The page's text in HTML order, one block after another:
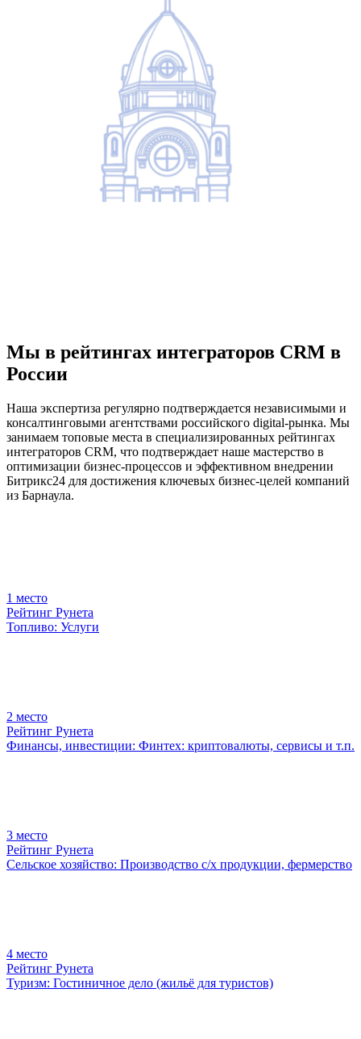
Мы в рейтингах интеграторов CRM в
России
Наша экспертиза регулярно подтверждается независимыми и
консалтинговыми агентствами российского digital-рынка. Мы
занимаем топовые места в специализированных рейтингах
интеграторов CRM, что подтверждает наше мастерство в
оптимизации бизнес-процессов и эффективном внедрении
Битрикс24 для достижения ключевых бизнес-целей компаний
из Барнаула.
1 место
Рейтинг Рунета
Топливо: Услуги
2 место
Рейтинг Рунета
Финансы, инвестиции: Финтех: криптовалюты, сервисы и т.п.
3 место
Рейтинг Рунета
Сельское хозяйство: Производство с/х продукции, фермерство
4 место
Рейтинг Рунета
Туризм: Гостиничное дело (жильё для туристов)